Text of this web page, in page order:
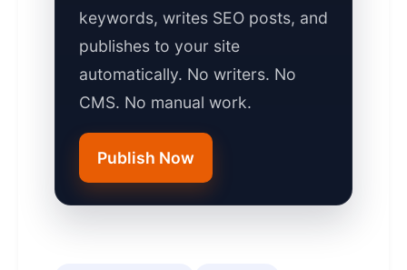
keywords, writes SEO posts, and
publishes to your site
automatically. No writers. No
CMS. No manual work.
Publish Now